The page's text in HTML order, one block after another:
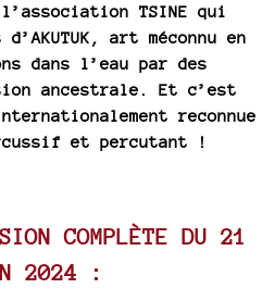
l’association TSINE qui
art méconnu en
dans l’eau par des
ancestrale. Et c’est
reconnue
et percutant !
COMPLÈTE DU 21
2024 :